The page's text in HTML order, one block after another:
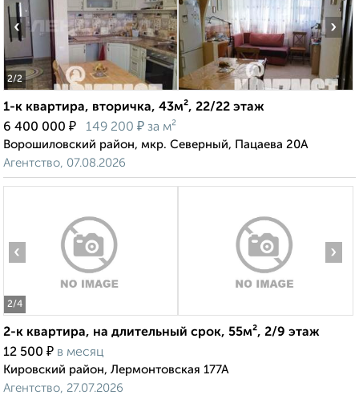
2/2
‹ ›
1-к квартира, вторичка, 43м², 22/22 этаж
6 400 000 ₽ 149 200 ₽ за м²
Ворошиловский район, мкр. Северный, Пацаева 20А
Агентство, 07.08.2026
2/4
‹ ›
2-к квартира, на длительный срок, 55м², 2/9 этаж
12 500 ₽ в месяц
Кировский район, Лермонтовская 177А
Агентство, 27.07.2026